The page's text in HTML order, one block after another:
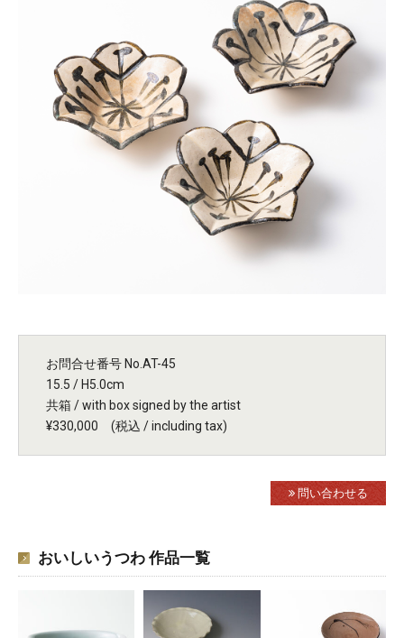
お問合せ番号 No.AT-45
15.5 / H5.0cm
共箱 / with box signed by the artist
¥330,000 (税込 / including tax)
問い合わせる
おいしいうつわ 作品一覧